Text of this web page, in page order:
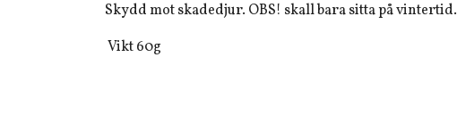
Skydd mot skadedjur. OBS! skall bara sitta på vintertid.
Vikt 60g